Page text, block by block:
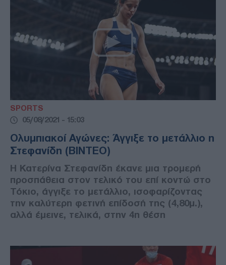
SPORTS
05/08/2021 - 15:03
Ολυμπιακοί Αγώνες: Άγγιξε το μετάλλιο η
Στεφανίδη (ΒΙΝΤΕΟ)
Η Κατερίνα Στεφανίδη έκανε μια τρομερή
προσπάθεια στον τελικό του επί κοντώ στο
Τόκιο, άγγιξε το μετάλλιο, ισοφαρίζοντας
την καλύτερη φετινή επίδοσή της (4,80μ.),
αλλά έμεινε, τελικά, στην 4η θέση